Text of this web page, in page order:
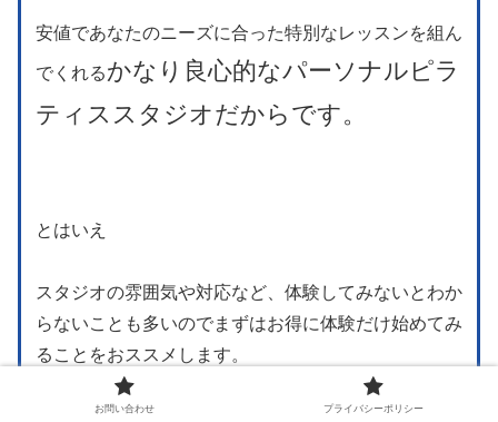
安値であなたのニーズに合った特別なレッスンを組ん
でくれるかなり良心的なパーソナルピラ
ティススタジオだからです。
とはいえ
スタジオの雰囲気や対応など、体験してみないとわか
らないことも多いのでまずはお得に体験だけ始めてみ
ることをおススメします。
お問い合わせ プライバシーポリシー